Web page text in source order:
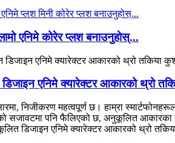
एनिमे कोरेर प्लश बनाउनुहोस्...
एनिमे क्यारेक्टर आकारको थ्रो
निजीकरण महत्वपूर्ण छ। हाम्रा
सजावटमा पनि फैलिएको छ, अनुकूलित
डिजाइन एनिमे क्यारेक्टर आकारको थ्रो तकिया